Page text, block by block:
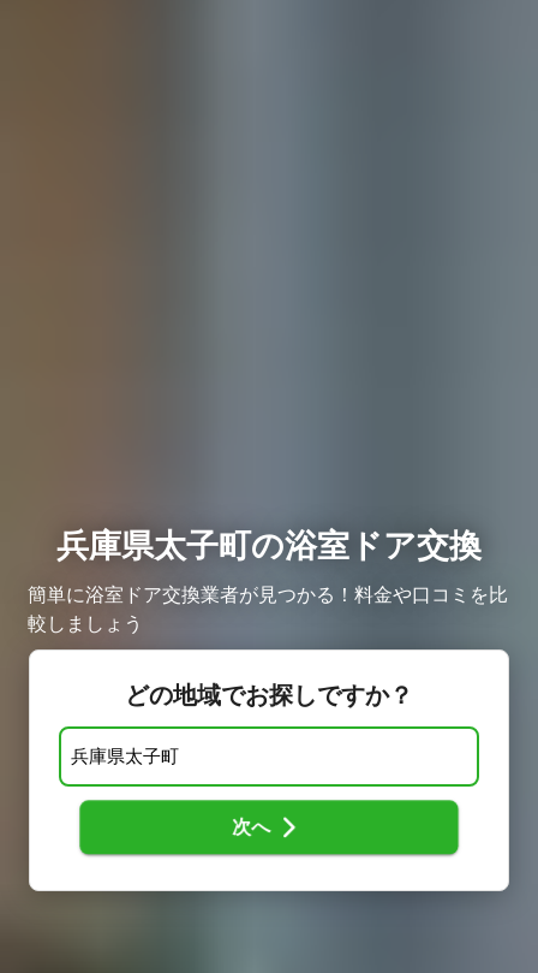
兵庫県太子町の浴室ドア交換
簡単に浴室ドア交換業者が見つかる！料金や口コミを比
較しましょう
どの地域でお探しですか？
次へ